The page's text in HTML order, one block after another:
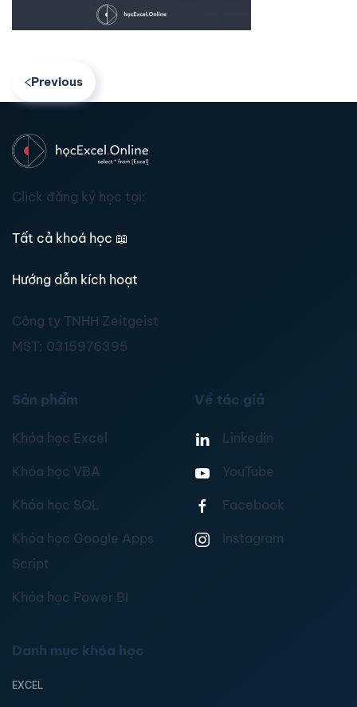
Previous
Click đăng ký học tại:
Tất cả khoá học 📖
Hướng dẫn kích hoạt
Công ty TNHH Zeitgeist
MST: 0315976395
Sản phẩm
Khóa học Excel
Khóa học VBA
Khóa học SQL
Khóa học Google Apps
Script
Khóa học Power BI
Về tác giả
Linkedin
YouTube
Facebook
Instagram
Danh mục khóa học
EXCEL